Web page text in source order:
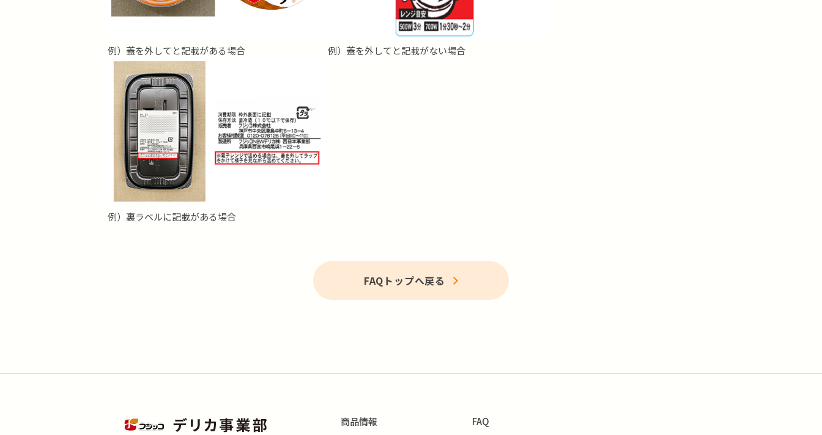
例）蓋を外してと記載がある場合 例）蓋を外してと記載がない場合
例）裏ラベルに記載がある場合
FAQトップへ戻る
商品情報 FAQ